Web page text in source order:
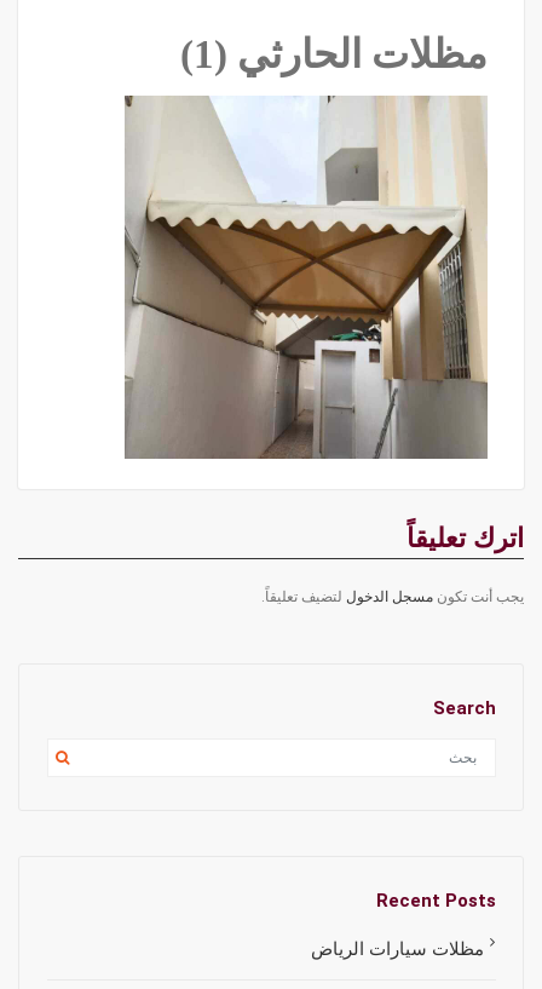
مظلات الحارثي (1)
اترك تعليقاً
يجب أنت تكون مسجل الدخول لتضيف تعليقاً.
Search
Recent Posts
مظلات سيارات الرياض